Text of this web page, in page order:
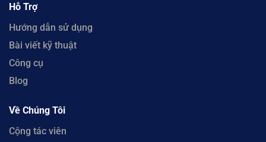
Hỗ Trợ
Hướng dẫn sử dụng
Bài viết kỹ thuật
Công cụ
Blog
Về Chúng Tôi
Cộng tác viên